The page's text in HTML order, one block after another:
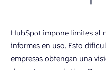
HubSpot impone límites al
informes en uso. Esto
empresas obtengan una